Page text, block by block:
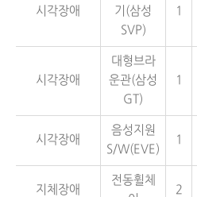
시각장애
기(삼성
SVP)
1
시각장애
대형브라
운관(삼성
GT)
1
시각장애
음성지원
S/W(EVE)
1
지체장애
전동휠체
2